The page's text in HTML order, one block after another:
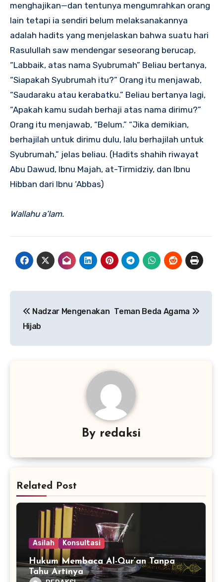
menghajikan—dan tentunya mengumrahkan orang
lain tetapi ia sendiri belum melaksanakannya
adalah hadits yang menjelaskan bahwa suatu hari
Rasulullah saw mendengar seseorang berucap,
“Labbaik, atas nama Syubrumah” Beliau bertanya,
“Siapakah Syubrumah itu?” Orang itu menjawab,
“Saudaraku atau kerabatku.” Beliau bertanya lagi,
“Apakah kamu sudah berhaji atas nama dirimu?”
Orang itu menjawab, “Belum.” “Jika demikian,
berhajilah untuk dirimu dulu, lalu berhajilah untuk
Syubrumah,” jelas beliau. (Hadits shahih riwayat
Abu Dawud, Ibnu Majah, at-Tirmidziy, dan Ibnu
Hibban dari Ibnu ‘Abbas)
Wallahu a’lam.
pos
Nadzar Mengenakan
Hijab
Teman Beda Agama
By redaksi
Related Post
Asilah Konsultasi
Hukum Membaca Al-Qur’an Tanpa
Tahu Artinya